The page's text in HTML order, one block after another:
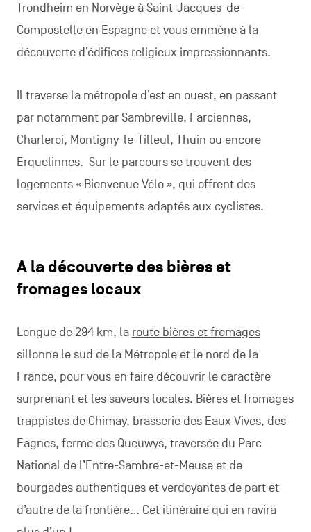
Trondheim en Norvège à Saint-Jacques-de-
Compostelle en Espagne et vous emmène à la
découverte d’édifices religieux impressionnants.
Il traverse la métropole d’est en ouest, en passant
par notamment par Sambreville, Farciennes,
Charleroi, Montigny-le-Tilleul, Thuin ou encore
Erquelinnes. Sur le parcours se trouvent des
logements « Bienvenue Vélo », qui offrent des
services et équipements adaptés aux cyclistes.
A la découverte des bières et
fromages locaux
Longue de 294 km, la route bières et fromages
sillonne le sud de la Métropole et le nord de la
France, pour vous en faire découvrir le caractère
surprenant et les saveurs locales. Bières et fromages
trappistes de Chimay, brasserie des Eaux Vives, des
Fagnes, ferme des Queuwys, traversée du Parc
National de l’Entre-Sambre-et-Meuse et de
bourgades authentiques et verdoyantes de part et
d’autre de la frontière… Cet itinéraire qui en ravira